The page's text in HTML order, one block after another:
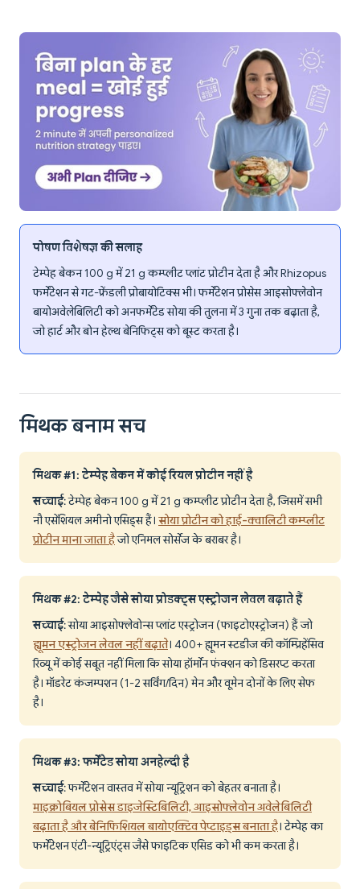
पोषण विशेषज्ञ की सलाह
टेम्पेह बेकन 100 g में 21 g कम्प्लीट प्लांट प्रोटीन देता है और Rhizopus
फर्मेंटेशन से गट-फ्रेंडली प्रोबायोटिक्स भी। फर्मेंटेशन प्रोसेस आइसोफ्लेवोन
बायोअवेलेबिलिटी को अनफर्मेंटेड सोया की तुलना में 3 गुना तक बढ़ाता है,
जो हार्ट और बोन हेल्थ बेनिफिट्स को बूस्ट करता है।
मिथक बनाम सच
मिथक #1: टेम्पेह बेकन में कोई रियल प्रोटीन नहीं है
सच्चाई: टेम्पेह बेकन 100 g में 21 g कम्प्लीट प्रोटीन देता है, जिसमें सभी
नौ एसेंशियल अमीनो एसिड्स हैं। सोया प्रोटीन को हाई-क्वालिटी कम्प्लीट
प्रोटीन माना जाता हैजो एनिमल सोर्सेज के बराबर है।
मिथक #2: टेम्पेह जैसे सोया प्रोडक्ट्स एस्ट्रोजन लेवल बढ़ाते हैं
सच्चाई: सोया आइसोफ्लेवोन्स प्लांट एस्ट्रोजन (फाइटोएस्ट्रोजन) हैं जो
ह्यूमन एस्ट्रोजन लेवल नहीं बढ़ाते। 400+ ह्यूमन स्टडीज की कॉम्प्रिहेंसिव
रिव्यू में कोई सबूत नहीं मिला कि सोया हॉर्मोन फंक्शन को डिसरप्ट करता
है। मॉडरेट कंजम्पशन (1-2 सर्विंग/दिन) मेन और वूमेन दोनों के लिए सेफ
है।
मिथक #3: फर्मेंटेड सोया अनहेल्दी है
सच्चाई: फर्मेंटेशन वास्तव में सोया न्यूट्रिशन को बेहतर बनाता है।
माइक्रोबियल प्रोसेस डाइजेस्टिबिलिटी, आइसोफ्लेवोन अवेलेबिलिटी
बढ़ाता है और बेनिफिशियल बायोएक्टिव पेप्टाइड्स बनाता है। टेम्पेह का
फर्मेंटेशन एंटी-न्यूट्रिएंट्स जैसे फाइटिक एसिड को भी कम करता है।